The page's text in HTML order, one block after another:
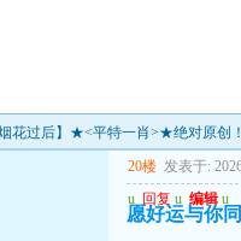
花过后】★<平特一肖>★绝对原创！
20楼 发表于:
u 回复 u 编辑 u
愿好运与你